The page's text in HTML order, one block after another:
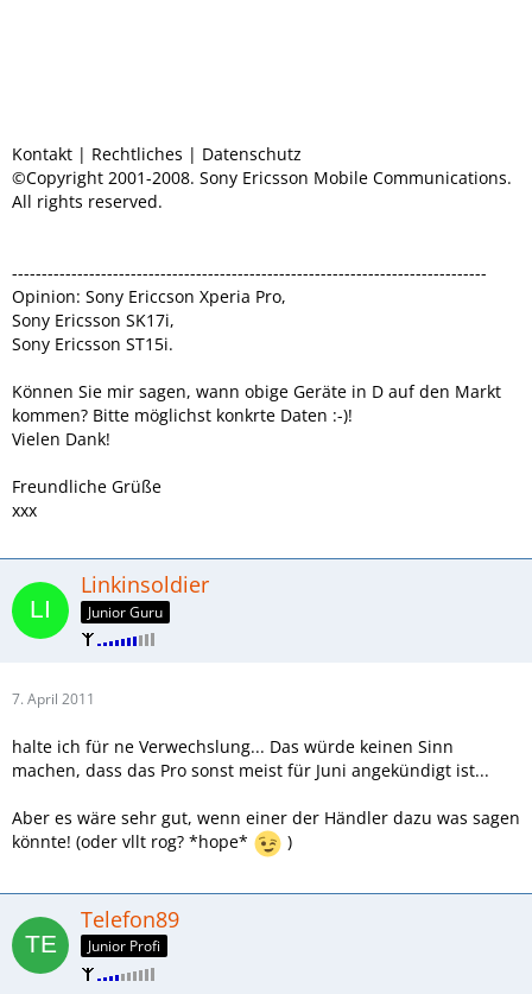
Kontakt | Rechtliches | Datenschutz
©Copyright 2001-2008. Sony Ericsson Mobile Communications.
All rights reserved.
--------------------------------------------------------------------------------
Opinion: Sony Ericcson Xperia Pro,
Sony Ericsson SK17i,
Sony Ericsson ST15i.
Können Sie mir sagen, wann obige Geräte in D auf den Markt
kommen? Bitte möglichst konkrte Daten :-)!
Vielen Dank!
Freundliche Grüße
xxx
Linkinsoldier
Junior Guru
7. April 2011
halte ich für ne Verwechslung... Das würde keinen Sinn
machen, dass das Pro sonst meist für Juni angekündigt ist...
Aber es wäre sehr gut, wenn einer der Händler dazu was sagen
könnte! (oder vllt rog? *hope*
)
Telefon89
Junior Profi